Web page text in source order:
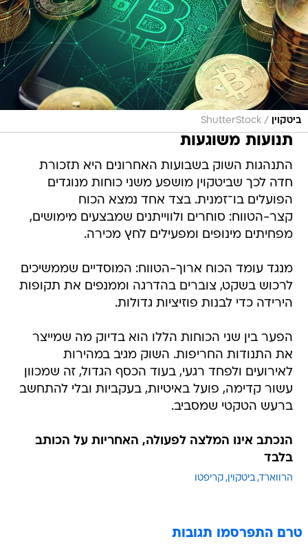
ביטקוין /
ShutterStock
תנועות משוגעות
התנהגות השוק בשבועות האחרונים היא תזכורת
חדה לכך שביטקוין מושפע משני כוחות מנוגדים
הפועלים בו־זמנית. בצד אחד נמצא הכוח
קצר-הטווח: סוחרים ולווייתנים שמבצעים מימושים,
מפחיתים מינופים ומפעילים לחץ מכירה.
מנגד עומד הכוח ארוך-הטווח: המוסדיים שממשיכים
לרכוש בשקט, צוברים בהדרגה וממנפים את תקופות
הירידה כדי לבנות פוזיציות גדולות.
הפער בין שני הכוחות הללו הוא בדיוק מה שמייצר
את התנודות החריפות. השוק מגיב במהירות
לאירועים ולפחד רגעי, בעוד הכסף הגדול, זה שמכוון
עשור קדימה, פועל באיטיות, בעקביות ובלי להתחשב
ברעש הטקטי שמסביב.
הנכתב אינו המלצה לפעולה, האחריות על הכותב
בלבד
הרווארד ביטקוין קריפטו
טרם התפרסמו תגובות